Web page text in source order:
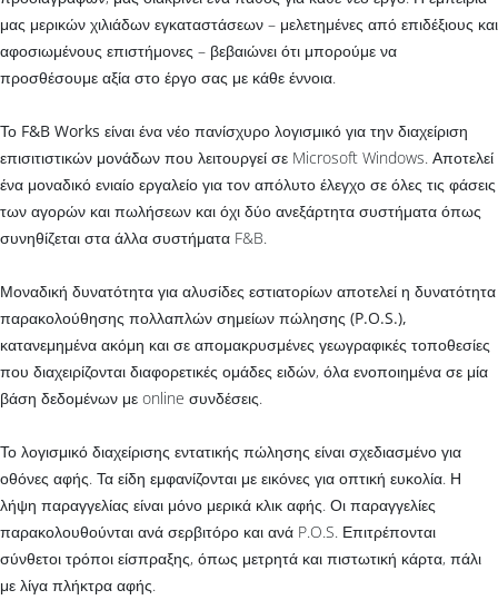
μας μερικών χιλιάδων εγκαταστάσεων – μελετημένες από επιδέξιους και
αφοσιωμένους επιστήμονες – βεβαιώνει ότι μπορούμε να
προσθέσουμε αξία στο έργο σας με κάθε έννοια.
Το F&B Works είναι ένα νέο πανίσχυρο λογισμικό για την διαχείριση
επισιτιστικών μονάδων που λειτουργεί σε Microsoft Windows. Αποτελεί
ένα μοναδικό ενιαίο εργαλείο για τον απόλυτο έλεγχο σε όλες τις φάσεις
των αγορών και πωλήσεων και όχι δύο ανεξάρτητα συστήματα όπως
συνηθίζεται στα άλλα συστήματα F&B.
Μοναδική δυνατότητα για αλυσίδες εστιατορίων αποτελεί η δυνατότητα
παρακολούθησης πολλαπλών σημείων πώλησης (P.O.S.),
κατανεμημένα ακόμη και σε απομακρυσμένες γεωγραφικές τοποθεσίες
που διαχειρίζονται διαφορετικές ομάδες ειδών, όλα ενοποιημένα σε μία
βάση δεδομένων με online συνδέσεις.
Το λογισμικό διαχείρισης εντατικής πώλησης είναι σχεδιασμένο για
οθόνες αφής. Τα είδη εμφανίζονται με εικόνες για οπτική ευκολία. Η
λήψη παραγγελίας είναι μόνο μερικά κλικ αφής. Οι παραγγελίες
παρακολουθούνται ανά σερβιτόρο και ανά P.O.S. Επιτρέπονται
σύνθετοι τρόποι είσπραξης, όπως μετρητά και πιστωτική κάρτα, πάλι
με λίγα πλήκτρα αφής.